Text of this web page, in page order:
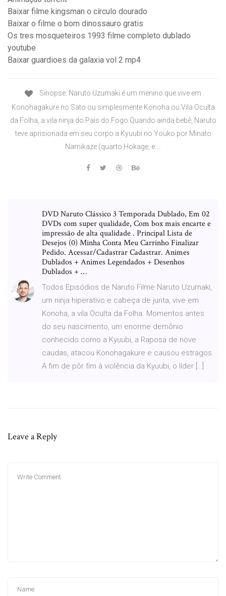
Baixar filme kingsman o círculo dourado
Baixar o filme o bom dinossauro gratis
Os tres mosqueteiros 1993 filme completo dublado
youtube
Baixar guardioes da galaxia vol 2 mp4
Sinopse: Naruto Uzumaki é um menino que vive em
Konohagakure no Sato ou simplesmente Konoha ou Vila Oculta
da Folha, a vila ninja do País do Fogo.Quando ainda bebê, Naruto
teve aprisionada em seu corpo a Kyuubi no Youko por Minato
Namikaze (quarto Hokage, e …
DVD Naruto Clássico 3 Temporada Dublado, Em 02
DVDs com super qualidade, Com box mais encarte e
impressão de alta qualidade . Principal Lista de
Desejos (0) Minha Conta Meu Carrinho Finalizar
Pedido. Acessar/Cadastrar Cadastrar. Animes
Dublados + Animes Legendados + Desenhos
Dublados + …
Todos Episódios de Naruto Filme Naruto Uzumaki,
um ninja hiperativo e cabeça de junta, vive em
Konoha, a vila Oculta da Folha. Momentos antes
do seu nascimento, um enorme demônio
conhecido como a Kyuubi, a Raposa de nove
caudas, atacou Konohagakure e causou estragos.
A fim de pôr fim à violência da Kyuubi, o líder […]
Leave a Reply